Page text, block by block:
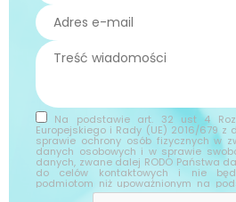
Na podstawie art. 32 ust 4
Europejskiego i Rady (UE) 2016/679 z
sprawie ochrony osób fizycznych w
danych osobowych i w sprawie
danych, zwane dalej RODO Państwa
do celów kontaktowych i nie
podmiotom niż upoważnionym na
Dane będą przetwarzane tylko i